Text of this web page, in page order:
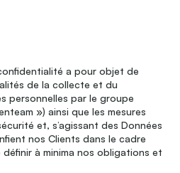
a pour objet de
de la collecte et du
personnelles par le groupe
») ainsi que les mesures
et, s’agissant des Données
nos Clients dans le cadre
à minima nos obligations et